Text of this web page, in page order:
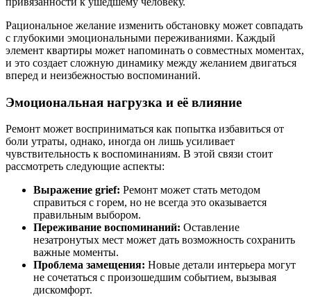
Рациональное желание изменить обстановку может совпадать
с глубокими эмоциональными переживаниями. Каждый
элемент квартиры может напоминать о совместных моментах,
и это создает сложную динамику между желанием двигаться
вперед и неизбежностью воспоминаний.
Эмоциональная нагрузка и её влияние
Ремонт может восприниматься как попытка избавиться от
боли утраты, однако, иногда он лишь усиливает
чувствительность к воспоминаниям. В этой связи стоит
рассмотреть следующие аспекты:
Выражение grief: Ремонт может стать методом
справиться с горем, но не всегда это оказывается
правильным выбором.
Переживание воспоминаний: Оставление
незатронутых мест может дать возможность сохранить
важные моменты.
Проблема замещения: Новые детали интерьера могут
не сочетаться с произошедшим событием, вызывая
дискомфорт.